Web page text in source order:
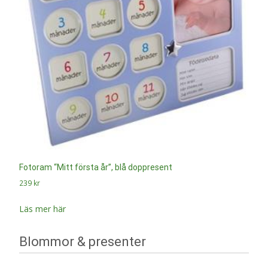
Fotoram “Mitt första år”, blå doppresent
239 kr
Läs mer här
Blommor & presenter